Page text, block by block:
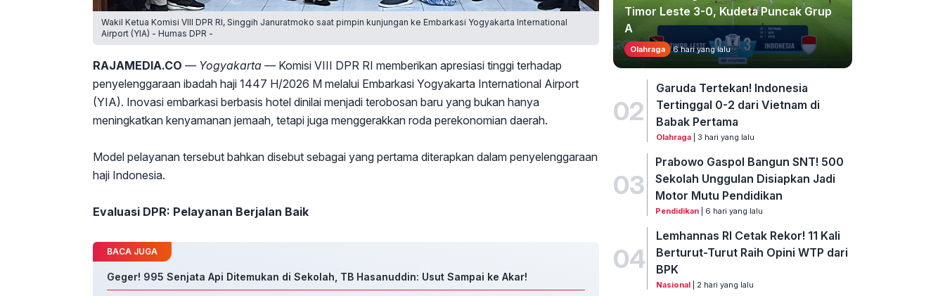
Wakil Ketua Komisi VIII DPR RI, Singgih Januratmoko saat pimpin kunjungan ke Embarkasi Yogyakarta International
Airport (YIA) - Humas DPR -
RAJAMEDIA.CO — Yogyakarta —Komisi VIII DPR RI memberikan apresiasi tinggi terhadap
penyelenggaraan ibadah haji 1447 H/2026 M melalui Embarkasi Yogyakarta International Airport
(YIA). Inovasi embarkasi berbasis hotel dinilai menjadi terobosan baru yang bukan hanya
meningkatkan kenyamanan jemaah, tetapi juga menggerakkan roda perekonomian daerah.
Model pelayanan tersebut bahkan disebut sebagai yang pertama diterapkan dalam penyelenggaraan
haji Indonesia.
Evaluasi DPR: Pelayanan Berjalan Baik
BACA JUGA
Geger! 995 Senjata Api Ditemukan di Sekolah, TB Hasanuddin: Usut Sampai ke Akar!
Timor Leste 3-0, Kudeta Puncak Grup
A
Olahraga 6 hari yang lalu
02
Garuda Tertekan! Indonesia
Tertinggal 0-2 dari Vietnam di
Babak Pertama
Olahraga| 3 hari yang lalu
03
Prabowo Gaspol Bangun SNT! 500
Sekolah Unggulan Disiapkan Jadi
Motor Mutu Pendidikan
Pendidikan | 6 hari yang lalu
04
Lemhannas RI Cetak Rekor! 11 Kali
Berturut-Turut Raih Opini WTP dari
BPK
Nasional| 2 hari yang lalu